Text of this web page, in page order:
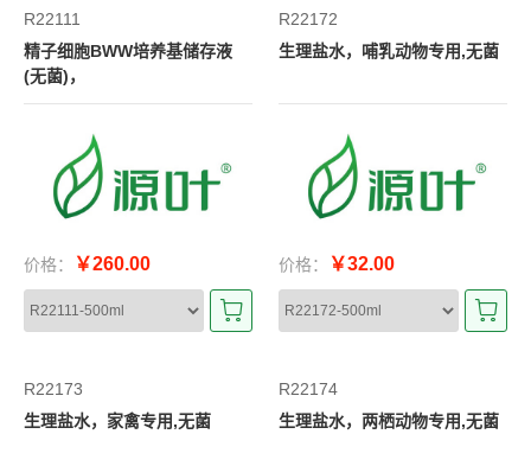
R22111
精子细胞BWW培养基储存液
(无菌)，
价格： ￥260.00
R22172
生理盐水，哺乳动物专用,无菌
价格： ￥32.00
R22173
生理盐水，家禽专用,无菌
R22174
生理盐水，两栖动物专用,无菌